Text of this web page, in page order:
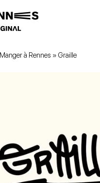
Manger à Rennes » Graille